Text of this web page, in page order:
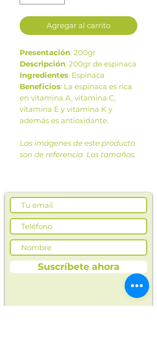
Agregar al carrito
Presentación: 200gr
Descripción: 200gr de espinaca
Ingredientes: Espinaca
Beneficios: La espinaca es rica
en vitamina A, vitamina C,
vitamina E y vitamina K y
además es antioxidante.
Las imágenes de este producto
son de referencia. Los tamaños,
Suscríbete ahora